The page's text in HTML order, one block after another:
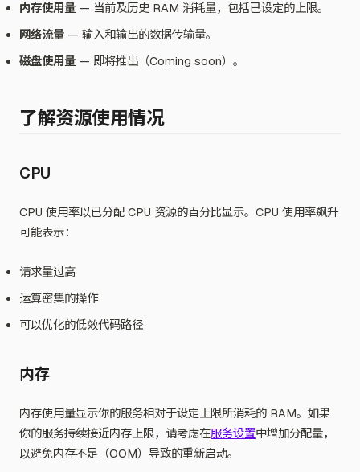
内存使用量 — 当前及历史 RAM 消耗量，包括已设定的上限。
网络流量 — 输入和输出的数据传输量。
磁盘使用量 — 即将推出（Coming soon）。
了解资源使用情况
CPU
CPU 使用率以已分配 CPU 资源的百分比显示。CPU 使用率飙升
可能表示：
请求量过高
运算密集的操作
可以优化的低效代码路径
内存
内存使用量显示你的服务相对于设定上限所消耗的 RAM。如果
你的服务持续接近内存上限，请考虑在服务设置中增加分配量，
以避免内存不足（OOM）导致的重新启动。